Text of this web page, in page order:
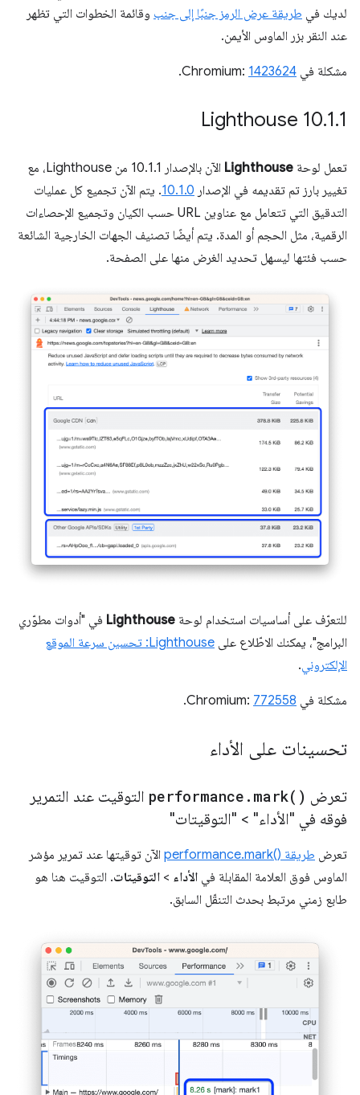
لديك في طريقة عرض الرمز جنبًا إلى جنب وقائمة الخطوات التي تظهر
عند النقر بزر الماوس الأيمن.
مشكلة في Chromium: 1423624
.
‫Lighthouse 10.1.1
تعمل لوحة Lighthouse
الآن بالإصدار 10.1.1 من Lighthouse، مع
تغيير بارز تم تقديمه في الإصدار 10.1.0. يتم الآن تجميع كل عمليات
التدقيق التي تتعامل مع عناوين URL حسب الكيان وتجميع الإحصاءات
الرقمية، مثل الحجم أو المدة. يتم أيضًا تصنيف الجهات الخارجية الشائعة
حسب فئتها ليسهل تحديد الغرض منها على الصفحة.
للتعرّف على أساسيات استخدام لوحة Lighthouse في "أدوات مطوّري
البرامج"، يمكنك الاطّلاع على
Lighthouse: تحسين سرعة الموقع
الإلكتروني.
مشكلة في Chromium: 772558
.
تحسينات على الأداء
تعرض performance . mark( )
التوقيت عند التمرير
فوقه في "الأداء" > "التوقيتات"
تعرض طريقة performance.mark()‎
الآن توقيتها عند تمرير مؤشر
الماوس فوق العلامة المقابلة في الأداء > التوقيتات. التوقيت هنا هو
طابع زمني مرتبط بحدث التنقّل السابق.